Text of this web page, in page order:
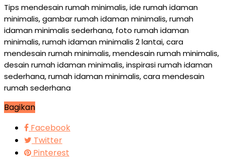
Tips mendesain rumah minimalis, ide rumah idaman
minimalis, gambar rumah idaman minimalis, rumah
idaman minimalis sederhana, foto rumah idaman
minimalis, rumah idaman minimalis 2 lantai, cara
mendesain rumah minimalis, mendesain rumah minimalis,
desain rumah idaman minimalis, inspirasi rumah idaman
sederhana, rumah idaman minimalis, cara mendesain
rumah sederhana
Bagikan
Facebook
Twitter
Pinterest